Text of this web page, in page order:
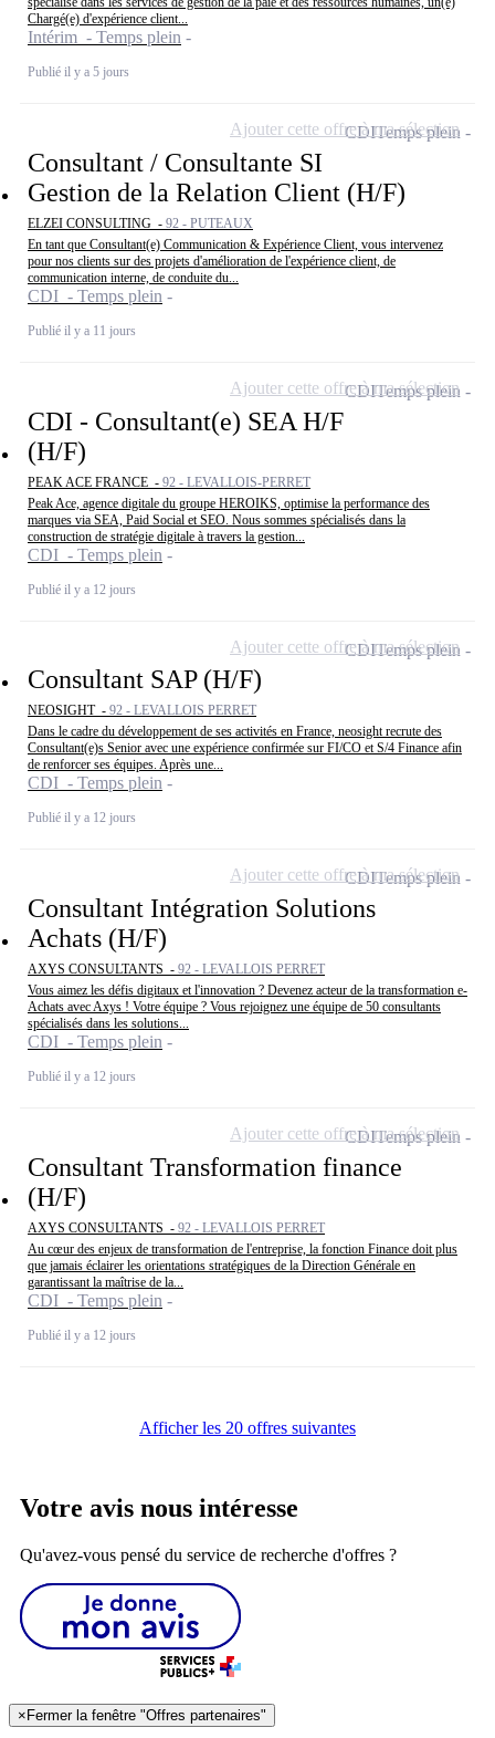
Chargé(e) d'expérience client...
Intérim - Temps plein
Publié il y a 5 jours
Consultant / Consultante SI
Gestion de la Relation Client (H/F)
ELZEI CONSULTING - 92 - PUTEAUX
En tant que Consultant(e) Communication & Expérience Client, vous intervenez
pour nos clients sur des projets d'amélioration de l'expérience client, de
communication interne, de conduite du...
CDI - Temps plein
Publié il y a 11 jours
CDITemps plein
Ajouter cette offre à ma sélection
CDI - Consultant(e) SEA H/F
(H/F)
PEAK ACE FRANCE - 92 - LEVALLOIS-PERRET
Peak Ace, agence digitale du groupe HEROIKS, optimise la performance des
marques via SEA, Paid Social et SEO. Nous sommes spécialisés dans la
construction de stratégie digitale à travers la gestion...
CDI - Temps plein
Publié il y a 12 jours
CDITemps plein
Ajouter cette offre à ma sélection
Consultant SAP (H/F)
NEOSIGHT - 92 - LEVALLOIS PERRET
Dans le cadre du développement de ses activités en France, neosight recrute des
Consultant(e)s Senior avec une expérience confirmée sur FI/CO et S/4 Finance afin
de renforcer ses équipes. Après une...
CDI - Temps plein
Publié il y a 12 jours
CDITemps plein
Ajouter cette offre à ma sélection
Consultant Intégration Solutions
Achats (H/F)
AXYS CONSULTANTS - 92 - LEVALLOIS PERRET
Vous aimez les défis digitaux et l'innovation ? Devenez acteur de la transformation e-
Achats avec Axys ! Votre équipe ? Vous rejoignez une équipe de 50 consultants
spécialisés dans les solutions...
CDI - Temps plein
Publié il y a 12 jours
CDITemps plein
Ajouter cette offre à ma sélection
Consultant Transformation finance
(H/F)
AXYS CONSULTANTS - 92 - LEVALLOIS PERRET
Au cœur des enjeux de transformation de l'entreprise, la fonction Finance doit plus
que jamais éclairer les orientations stratégiques de la Direction Générale en
garantissant la maîtrise de la...
CDI - Temps plein
Publié il y a 12 jours
CDITemps plein
Ajouter cette offre à ma sélection
Afficher les 20 offres suivantes
Votre avis nous intéresse
Qu'avez-vous pensé du service de recherche d'offres ?
× Fermer la fenêtre "Offres partenaires"